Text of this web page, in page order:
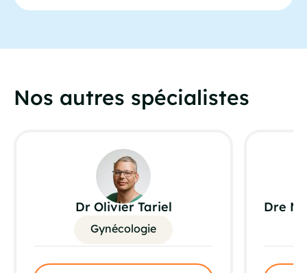
Nos autres spécialistes
Dr Olivier Tariel
Gynécologie
Dre